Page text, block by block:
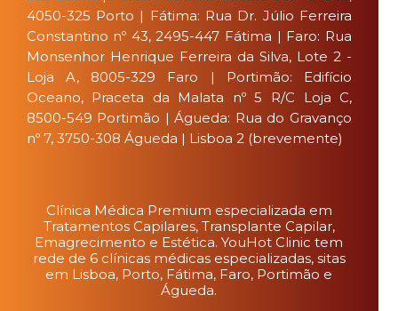
4050-325 Porto | Fátima: Rua Dr. Júlio Ferreira
Constantino nº 43, 2495-447 Fátima | Faro: Rua
Monsenhor Henrique Ferreira da Silva, Lote 2 -
Loja A, 8005-329 Faro | Portimão: Edifício
Oceano, Praceta da Malata nº 5 R/C Loja C,
8500-549 Portimão | Águeda: Rua do Gravanço
nº 7, 3750-308 Águeda | Lisboa 2 (brevemente)
Clínica Médica Premium especializada em
Tratamentos Capilares, Transplante Capilar,
Emagrecimento e Estética. YouHot Clinic tem
rede de 6 clínicas médicas especializadas, sitas
em Lisboa, Porto, Fátima, Faro, Portimão e
Águeda.